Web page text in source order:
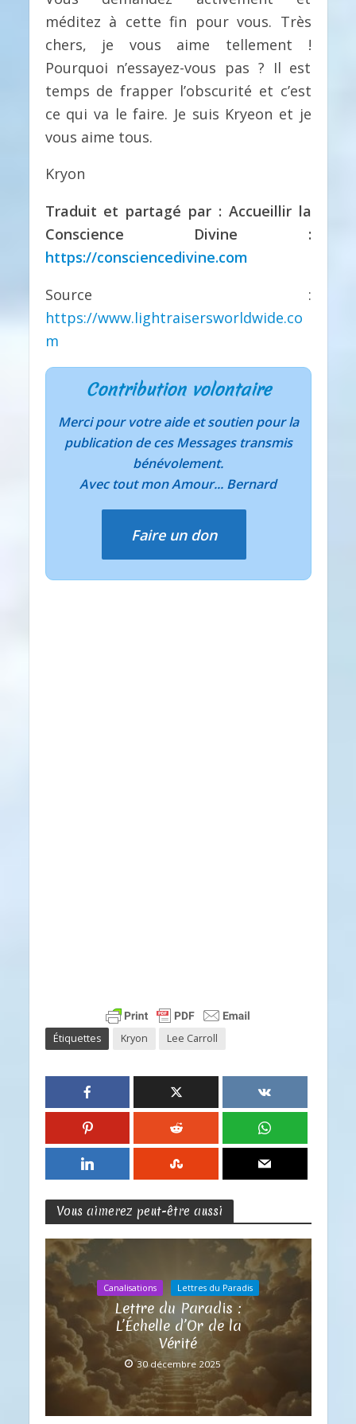
méditez à cette fin pour vous. Très
chers, je vous aime tellement !
Pourquoi n’essayez-vous pas ? Il est
temps de frapper l’obscurité et c’est
ce qui va le faire. Je suis Kryeon et je
vous aime tous.
Kryon
Traduit et partagé par : Accueillir la
Conscience Divine :
https://consciencedivine.com
Source :
https://www.lightraisersworldwide.co
m
Contribution volontaire
Merci pour votre aide et soutien pour la
publication de ces Messages transmis
bénévolement.
Avec tout mon Amour... Bernard
Faire un don
Étiquettes Kryon Lee Carroll
Vous aimerez peut-être aussi
Canalisations Lettres du Paradis
Lettre du Paradis :
L’Échelle d’Or de la
Vérité
30 décembre 2025